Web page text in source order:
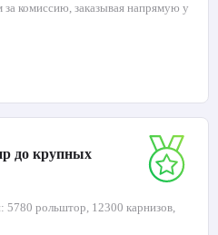
комиссию, заказывая напрямую у
до крупных
рольштор, 12300 карнизов,